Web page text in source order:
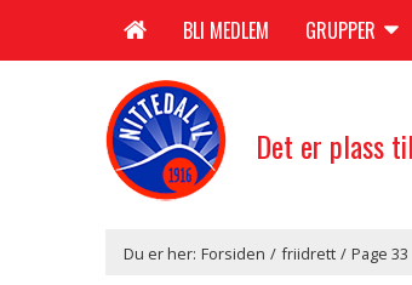
BLI MEDLEM GRUPPER
Det er plass
Du er her: Forsiden / friidrett / Page 33